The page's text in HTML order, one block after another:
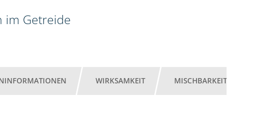
im Getreide
WIRKSAMKEIT MISCHBARKEIT